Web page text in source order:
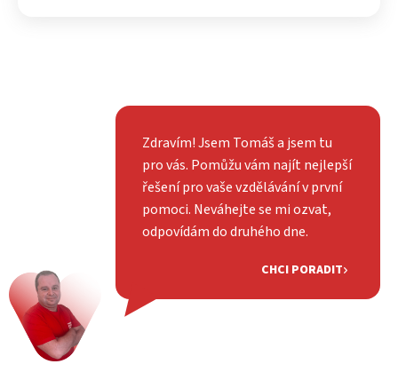
Zdravím! Jsem Tomáš a jsem tu
pro vás. Pomůžu vám najít nejlepší
řešení pro vaše vzdělávání v první
pomoci. Neváhejte se mi ozvat,
odpovídám do druhého dne.
CHCI PORADIT